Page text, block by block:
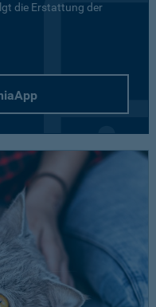
die Erstattung der